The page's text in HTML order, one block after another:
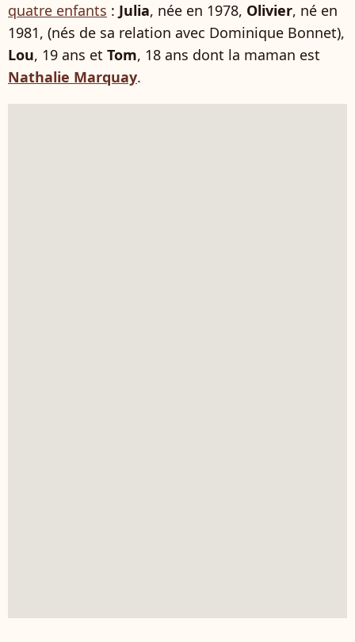
quatre enfants : Julia, née en 1978, Olivier, né en
1981, (nés de sa relation avec Dominique Bonnet),
Lou, 19 ans et Tom, 18 ans dont la maman est
Nathalie Marquay.